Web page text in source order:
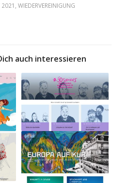
2021 WIEDERVEREINIGUNG
auch interessieren